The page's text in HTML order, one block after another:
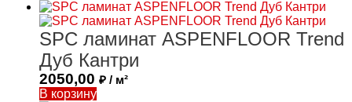
SPC ламинат ASPENFLOOR Trend
Дуб Кантри
2050,00 ₽ / м²
В корзину